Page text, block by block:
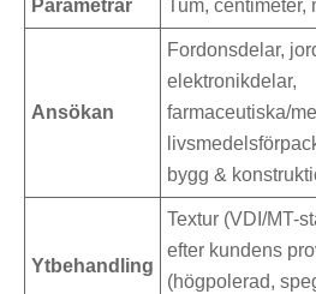
Parametrar Tum, centimeter,
Ansökan
Fordonsdelar,
elektronikdelar,
farmaceutiska/
bygg &
Ytbehandling
Textur (VDI/MT-
efter kundens
(högpolerad,